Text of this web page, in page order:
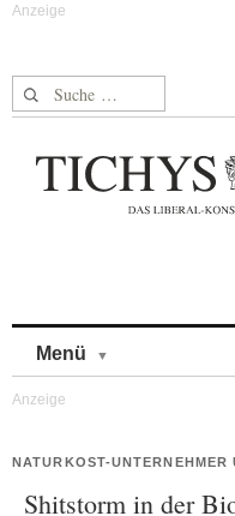
Suche nach:
Menü
NATURKOST-
Shitstorm in der